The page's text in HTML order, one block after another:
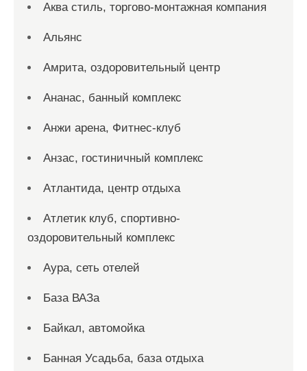
Аква стиль, торгово-монтажная компания
Альянс
Амрита, оздоровительный центр
Ананас, банный комплекс
Анжи арена, Фитнес-клуб
Анзас, гостиничный комплекс
Атлантида, центр отдыха
Атлетик клуб, спортивно-
оздоровительный комплекс
Аура, сеть отелей
База ВАЗа
Байкал, автомойка
Банная Усадьба, база отдыха